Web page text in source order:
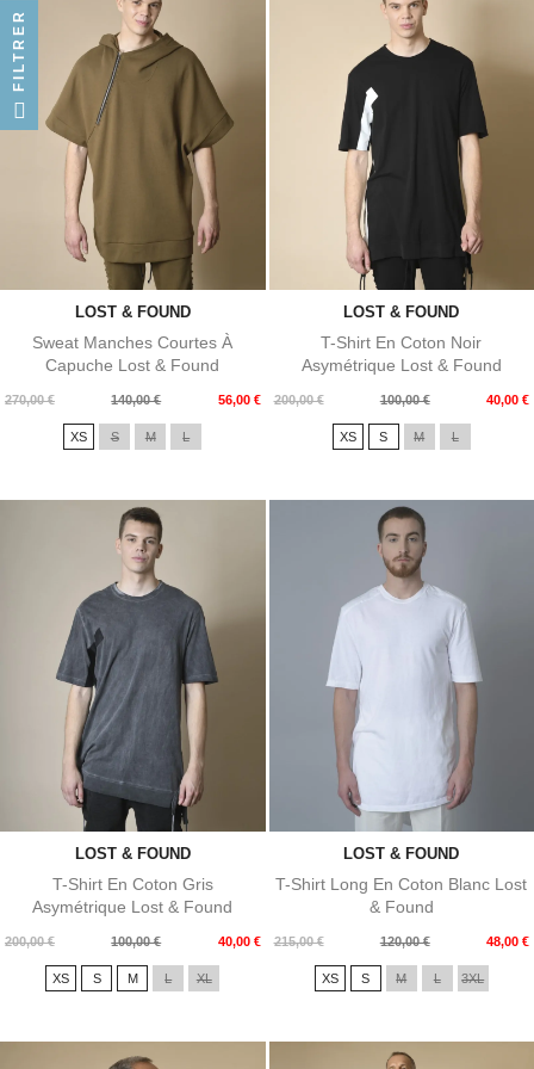
LOST & FOUND
Sweat Manches Courtes À
Capuche Lost & Found
270,00 €
Prix
140,00 € 56,00 €
Prix
XS S M L
LOST & FOUND
T-Shirt En Coton Noir
Asymétrique Lost & Found
200,00 €
Prix
100,00 € 40,00 €
Prix
XS S M L
LOST & FOUND
T-Shirt En Coton Gris
Asymétrique Lost & Found
200,00 €
Prix
100,00 € 40,00 €
Prix
XS S M L XL
LOST & FOUND
T-Shirt Long En Coton Blanc Lost
& Found
215,00 €
Prix
120,00 € 48,00 €
Prix
XS S M L 3XL
FILTRER